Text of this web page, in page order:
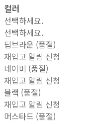
컬러
선택하세요.
선택하세요.
딥브라운 (품절)
재입고 알림 신청
네이비 (품절)
재입고 알림 신청
블랙 (품절)
재입고 알림 신청
머스타드 (품절)